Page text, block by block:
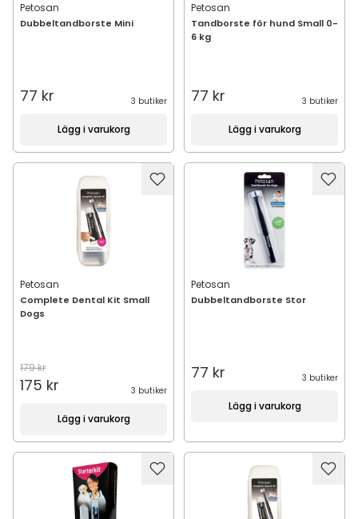
Petosan
Dubbeltandborste Mini
77 kr 3 butiker
Lägg i varukorg
Petosan
Tandborste för hund Small 0-
6 kg
77 kr 3 butiker
Lägg i varukorg
Petosan
Complete Dental Kit Small
Dogs
179 kr
175 kr 3 butiker
Lägg i varukorg
Petosan
Dubbeltandborste Stor
77 kr 3 butiker
Lägg i varukorg